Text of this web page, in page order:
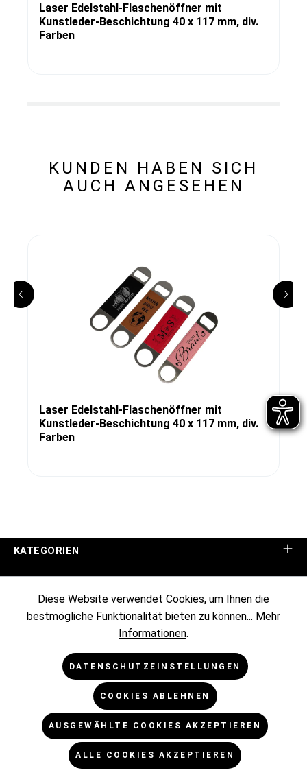
Laser Edelstahl-Flaschenöffner mit
Kunstleder-Beschichtung 40 x 117 mm, div.
Farben
KUNDEN HABEN SICH
AUCH ANGESEHEN
Laser Edelstahl-Flaschenöffner mit
Kunstleder-Beschichtung 40 x 117 mm, div.
Farben
KATEGORIEN
KUNDENINFORMATIONEN
RECHTLICHES
* Alle Preise exkl. gesetzl. Mehrwertsteuer zzgl.
Versandkosten
und ggf. Nachnahmegebühren, wenn nicht
Diese Website verwendet Cookies, um Ihnen die
bestmögliche Funktionalität bieten zu können... Mehr
Informationen.
DATENSCHUTZEINSTELLUNGEN
COOKIES ABLEHNEN
AUSGEWÄHLTE COOKIES AKZEPTIEREN
ALLE COOKIES AKZEPTIEREN